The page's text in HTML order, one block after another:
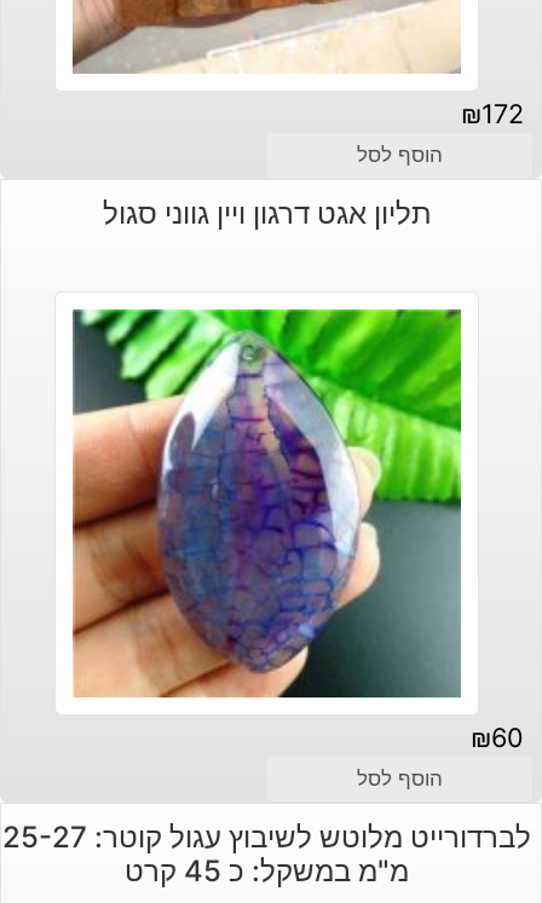
₪172
הוסף לסל
תליון אגט דרגון ויין גווני סגול
₪60
הוסף לסל
לברדורייט מלוטש לשיבוץ עגול קוטר: 25-27
מ"מ במשקל: כ 45 קרט